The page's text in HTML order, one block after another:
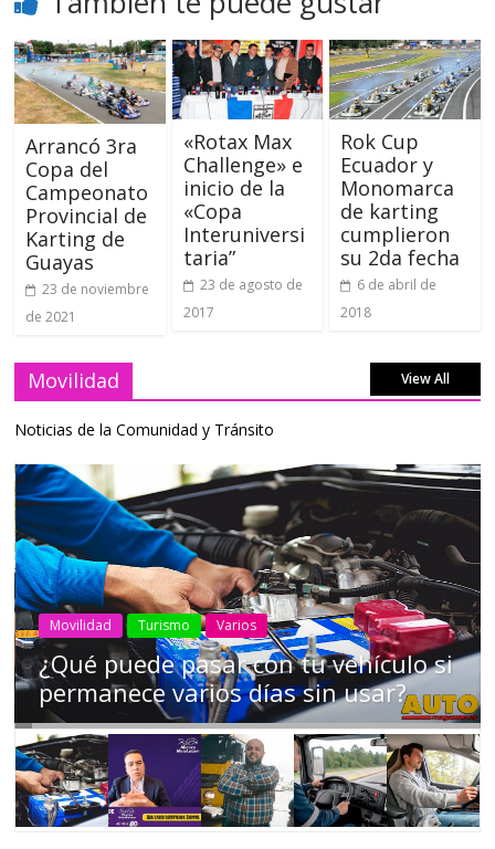
Arrancó 3ra
Copa del
Campeonato
Provincial de
Karting de
Guayas
23 de noviembre
de 2021
«Rotax Max
Challenge» e
inicio de la
«Copa
Interuniversi
taria”
23 de agosto de
2017
Rok Cup
Ecuador y
Monomarca
de karting
cumplieron
su 2da fecha
6 de abril de
2018
Movilidad View All
Noticias de la Comunidad y Tránsito
AEADE Industria Motociclismo Motos Movilidad
Campaña busca cambiar destino de
los motociclistas en la región